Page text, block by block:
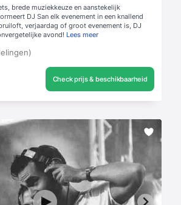
brede muziekkeuze en aanstekelijk
DJ San elk evenement in een knallend
verjaardag of groot evenement is, DJ
avond! Lees meer
Check prijs & beschikbaarheid